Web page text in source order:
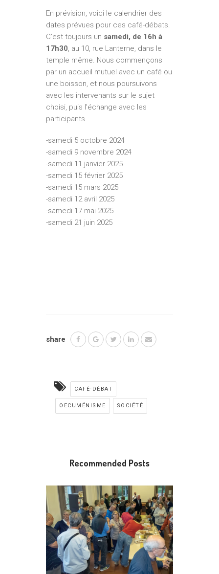
En prévision, voici le calendrier des
dates prévues pour ces café-­débats.
C’est toujours un samedi, de 16h à
17h30, au 10, rue Lanterne, dans le
temple même. Nous commençons
par un accueil mutuel avec un café ou
une boisson, et nous poursuivons
avec les intervenants sur le sujet
choisi, puis l’échange avec les
participants.
­-samedi 5 octobre 2024
-samedi 9 novembre 2024
-samedi 11 janvier 2025
­-samedi 15 février 2025
-samedi 15 mars 2025
-­samedi 12 avril 2025
-samedi 17 mai 2025
­-samedi 21 juin 2025
share
CAFÉ-DÉBAT
OECUMÉNISME SOCIÉTÉ
Recommended Posts